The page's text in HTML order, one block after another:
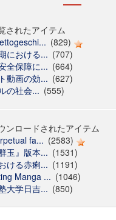
されたアイテム
(829)
における... (707)
全保障に... (664)
動画の効... (627)
の社会... (555)
ンロードされたアイテム
fa... (2583)
玉』版本... (1531)
ける赤痢... (1191)
Manga ... (1046)
大学日吉... (850)